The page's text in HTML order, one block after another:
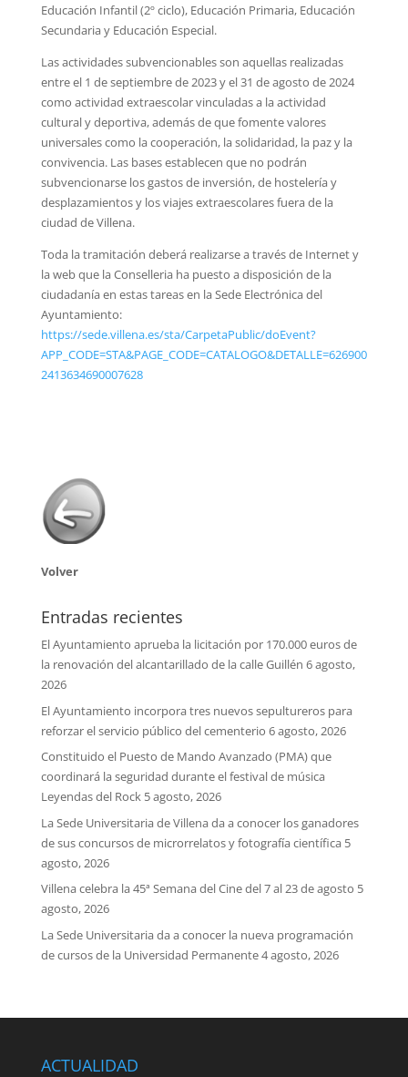
Educación Infantil (2º ciclo), Educación Primaria, Educación
Secundaria y Educación Especial.
Las actividades subvencionables son aquellas realizadas
entre el 1 de septiembre de 2023 y el 31 de agosto de 2024
como actividad extraescolar vinculadas a la actividad
cultural y deportiva, además de que fomente valores
universales como la cooperación, la solidaridad, la paz y la
convivencia. Las bases establecen que no podrán
subvencionarse los gastos de inversión, de hostelería y
desplazamientos y los viajes extraescolares fuera de la
ciudad de Villena.
Toda la tramitación deberá realizarse a través de Internet y
la web que la Conselleria ha puesto a disposición de la
ciudadanía en estas tareas en la Sede Electrónica del
Ayuntamiento:
https://sede.villena.es/sta/CarpetaPublic/doEvent?
APP_CODE=STA&PAGE_CODE=CATALOGO&DETALLE=626900
2413634690007628
Volver
Entradas recientes
El Ayuntamiento aprueba la licitación por 170.000 euros de
la renovación del alcantarillado de la calle Guillén 6 agosto,
2026
El Ayuntamiento incorpora tres nuevos sepultureros para
reforzar el servicio público del cementerio 6 agosto, 2026
Constituido el Puesto de Mando Avanzado (PMA) que
coordinará la seguridad durante el festival de música
Leyendas del Rock 5 agosto, 2026
La Sede Universitaria de Villena da a conocer los ganadores
de sus concursos de microrrelatos y fotografía científica 5
agosto, 2026
Villena celebra la 45ª Semana del Cine del 7 al 23 de agosto 5
agosto, 2026
La Sede Universitaria da a conocer la nueva programación
de cursos de la Universidad Permanente4 agosto, 2026
ACTUALIDAD